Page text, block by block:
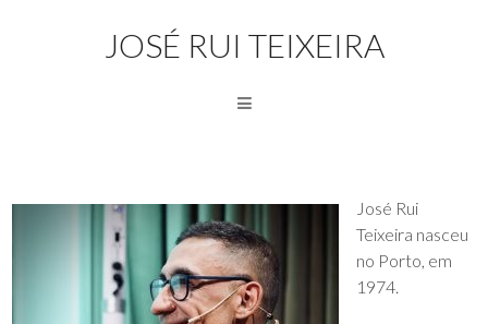
JOSÉ RUI TEIXEIRA
José Rui
Teixeira nasceu
no Porto, em
1974.